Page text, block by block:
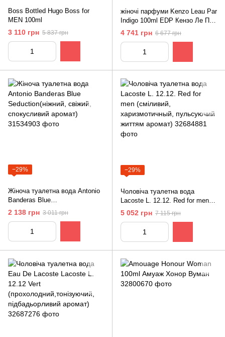
Boss Bottled Hugo Boss for
MEN 100ml
3 110 грн 5 837 грн
жіночі парфуми Kenzo Leau Par
Indigo 100ml EDP Кензо Ле Пар
Індиго (грайливий, жіночний,
романтичний)
4 741 грн 6 677 грн
−29%
Жіноча туалетна вода Antonio
Banderas Blue
Seduction(ніжний, свіжий,
спокусливий аромат)
2 138 грн 3 011 грн
−29%
Чоловіча туалетна вода
Lacoste L. 12.12. Red for men
(сміливий, харизмотичный,
пульсуючий життям аромат)
5 052 грн 7 115 грн